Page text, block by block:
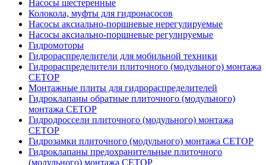
Насосы шестеренные
Колокола, муфты для гидронасосов
Насосы аксиально-поршневые нерегулируемые
Насосы аксиально-поршневые регулируемые
Гидромоторы
Гидрораспределители для мобильной техники
Гидрораспределители плиточного (модульного) монтажа
СЕТОР
Монтажные плиты для гидрораспределителей
Гидроклапаны обратные плиточного (модульного)
монтажа CETOP
Гидродроссели плиточного (модульного) монтажа
CETOP
Гидрозамки плиточного (модульного) монтажа CETOP
Гидроклапаны предохранительные плиточного
(модульного) монтажа CETOP